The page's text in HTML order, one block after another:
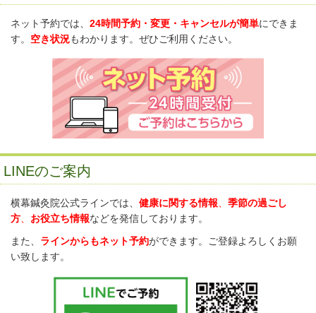
ネット予約では、 24時間予約・変更・キャンセルが簡単にできま
す。 空き状況もわかります。ぜひご利用ください。
LINEのご案内
横幕鍼灸院公式ラインでは、 健康に関する情報、 季節の過ごし
方、 お役立ち情報などを発信しております。
また、 ラインからもネット予約ができます。ご登録よろしくお願
い致します。